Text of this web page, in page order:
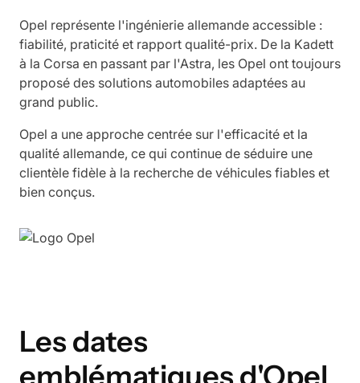
Opel représente l'ingénierie allemande accessible :
fiabilité, praticité et rapport qualité-prix. De la Kadett
à la Corsa en passant par l'Astra, les Opel ont toujours
proposé des solutions automobiles adaptées au
grand public.
Opel a une approche centrée sur l'efficacité et la
qualité allemande, ce qui continue de séduire une
clientèle fidèle à la recherche de véhicules fiables et
bien conçus.
Les dates